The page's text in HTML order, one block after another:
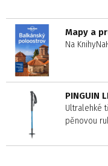
Mapy a
Na
PINGUIN
Ultralehké
pěnovou